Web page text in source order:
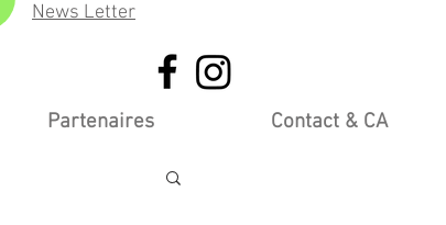
News Letter
Partenaires Contact & CA